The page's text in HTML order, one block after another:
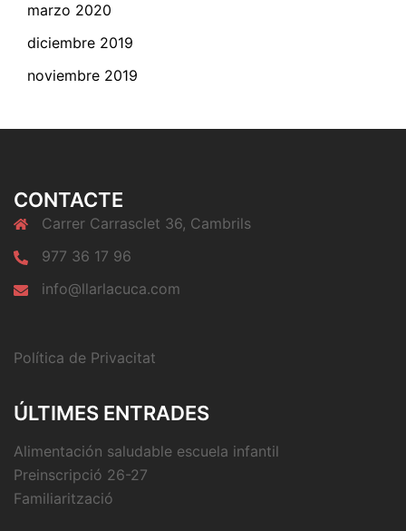
marzo 2020
diciembre 2019
noviembre 2019
CONTACTE
Carrer Carrasclet 36, Cambrils
977 36 17 96
info@llarlacuca.com
Política de Privacitat
ÚLTIMES ENTRADES
Alimentación saludable escuela infantil
Preinscripció 26-27
Familiarització